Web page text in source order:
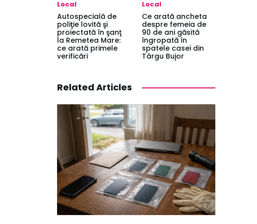
Local
Autospecială de
poliţie lovită şi
proiectată în şanţ
la Remetea Mare:
ce arată primele
verificări
Local
Ce arată ancheta
despre femeia de
90 de ani găsită
îngropată în
spatele casei din
Târgu Bujor
Related Articles